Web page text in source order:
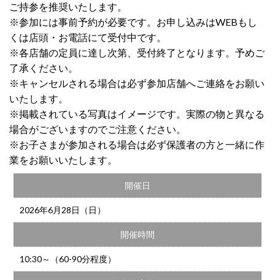
ご持参を推奨いたします。
※参加には事前予約が必要です。お申し込みはWEBもし
くは店頭・お電話にて受付中です。
※各店舗の定員に達し次第、受付終了となります。予めご
了承ください。
※キャンセルされる場合は必ず参加店舗へご連絡をお願い
いたします。
※掲載されている写真はイメージです。実際の物と異なる
場合がございますのでご注意ください。
※お子さまが参加される場合は必ず保護者の方と一緒に作
業をお願いいたします。
開催日
2026年6月28日（日）
開催時間
10:30～（60-90分程度）